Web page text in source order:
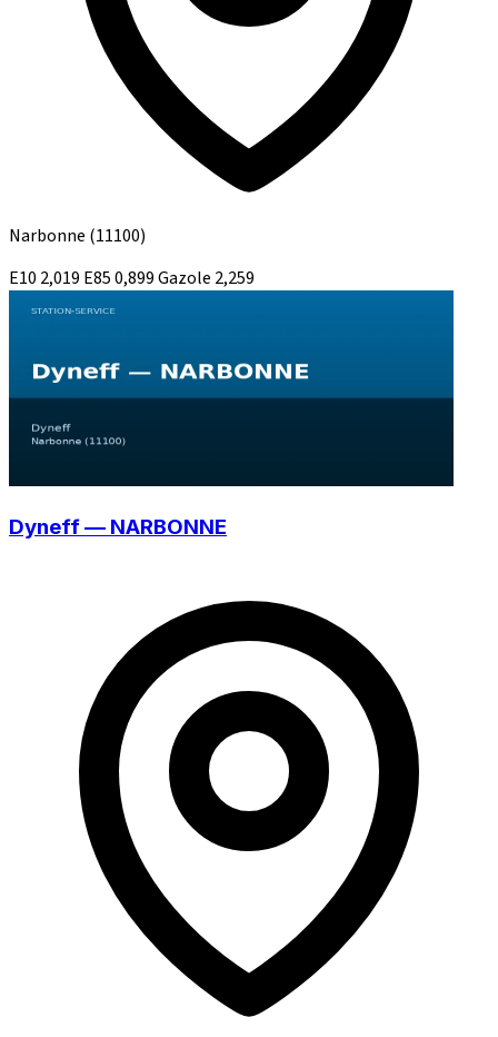
Narbonne (11100)
E10 2,019 E850,899Gazole 2,259
Dyneff — NARBONNE